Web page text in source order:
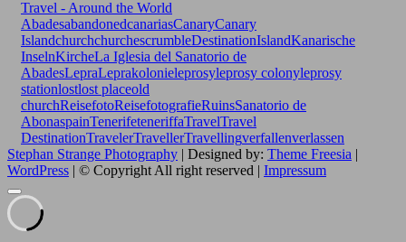
Travel - Around the World
AbadesabandonedcanariasCanaryCanary
IslandchurchchurchescrumbleDestinationIslandKanarische
InselnKircheLa Iglesia del Sanatorio de
AbadesLepraLeprakolonieleprosyleprosy colonyleprosy
stationlostlost placeold
churchReisefotoReisefotografieRuinsSanatorio de
AbonaspainTenerifeteneriffaTravelTravel
DestinationTravelerTravellerTravellingverfallenverlassen
Stephan Strange Photography | Designed by: Theme Freesia |
WordPress | © Copyright All right reserved | Impressum